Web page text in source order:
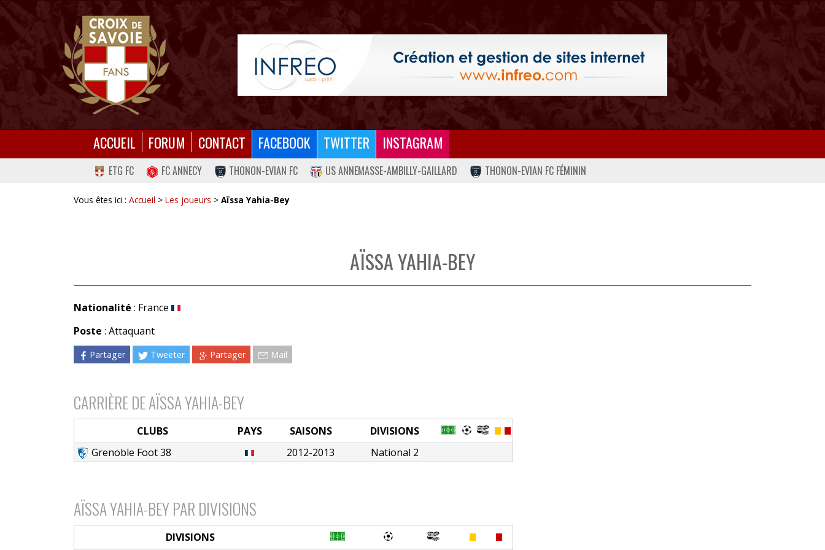
ACCUEIL FORUM CONTACT FACEBOOK TWITTER INSTAGRAM
ETG FC FC ANNECY THONON-EVIAN FC US ANNEMASSE-AMBILLY-GAILLARD THONON-EVIAN FC FÉMININ
Vous êtes ici : Accueil > Les joueurs > Aïssa Yahia-Bey
AÏSSA YAHIA-BEY
Nationalité : France
Poste : Attaquant
Partager Tweeter Partager Mail
CARRIÈRE DE AÏSSA YAHIA-BEY
CLUBS PAYS SAISONS
DIVISIONS
Grenoble Foot 38
2012-2013 National 2
AÏSSA YAHIA-BEY PAR DIVISIONS
DIVISIONS